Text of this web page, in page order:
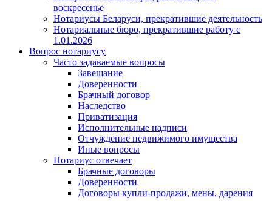
воскресенье
Нотариусы Беларуси, прекратившие деятельность
Нотариальные бюро, прекратившие работу с
1.01.2026
Вопрос нотариусу
Часто задаваемые вопросы
Завещание
Доверенности
Брачный договор
Наследство
Приватизация
Исполнительные надписи
Отчуждение недвижимого имущества
Иные вопросы
Нотариус отвечает
Брачные договоры
Доверенности
Договоры купли-продажи, мены, дарения